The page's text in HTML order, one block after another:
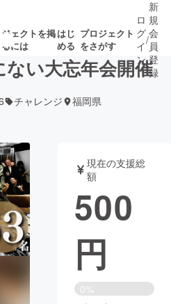
ェクトを掲
には
はじ
める
プロジェクト
をさがす
ェット ゲーム・サ
チャレンジ
ロ
グ
イ
ン
/
新
規
会
員
登
録
い大忘年会開催
チャレンジ 福岡県
現在の支援総
額
500
円
0%